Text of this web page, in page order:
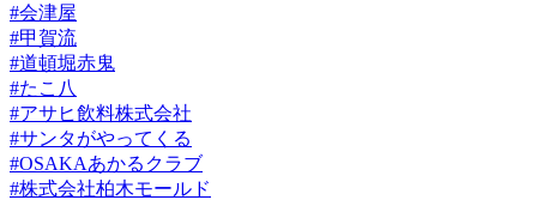
#会津屋
#甲賀流
#道頓堀赤鬼
#たこ八
#アサヒ飲料株式会社
#サンタがやってくる
#OSAKAあかるクラブ
#株式会社柏木モールド